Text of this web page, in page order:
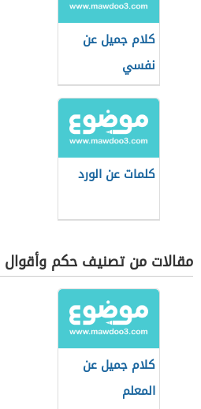
كلام جميل عن
نفسي
كلمات عن الورد
مقالات من تصنيف حكم وأقوال
كلام جميل عن
المعلم